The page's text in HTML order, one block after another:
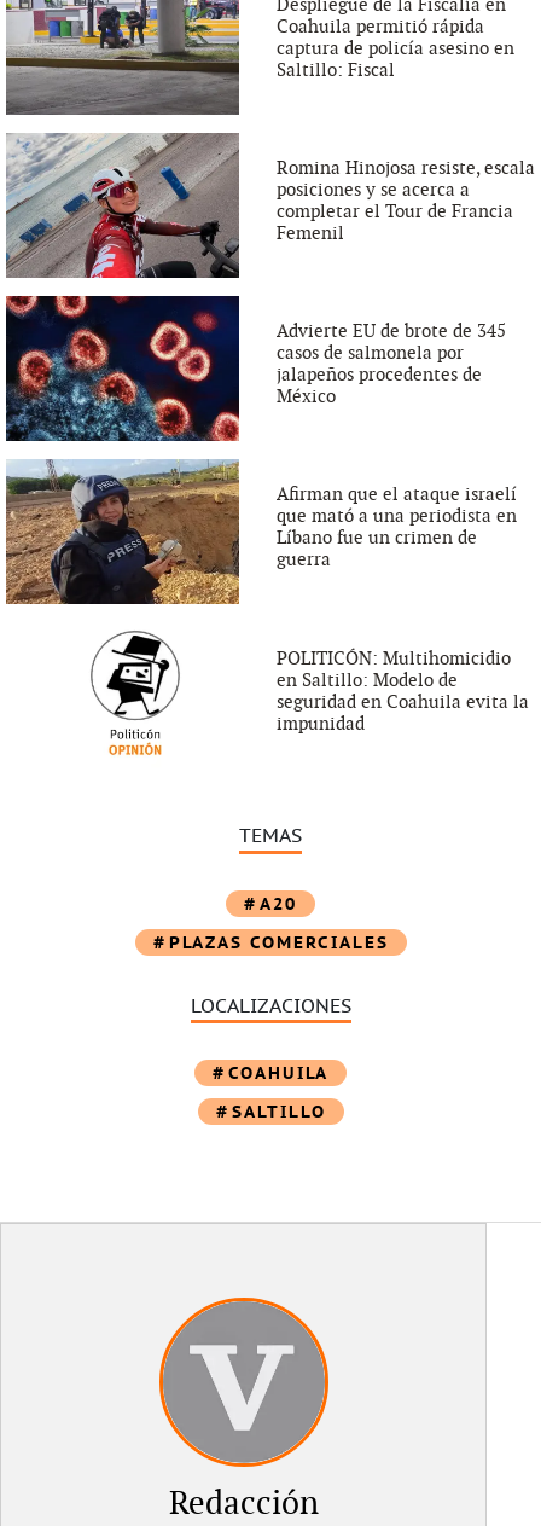
Despliegue de la Fiscalía en
Coahuila permitió rápida
captura de policía asesino en
Saltillo: Fiscal
Romina Hinojosa resiste, escala
posiciones y se acerca a
completar el Tour de Francia
Femenil
Advierte EU de brote de 345
casos de salmonela por
jalapeños procedentes de
México
Afirman que el ataque israelí
que mató a una periodista en
Líbano fue un crimen de
guerra
POLITICÓN: Multihomicidio
en Saltillo: Modelo de
seguridad en Coahuila evita la
impunidad
TEMAS
A20
PLAZAS COMERCIALES
LOCALIZACIONES
COAHUILA
SALTILLO
Redacción